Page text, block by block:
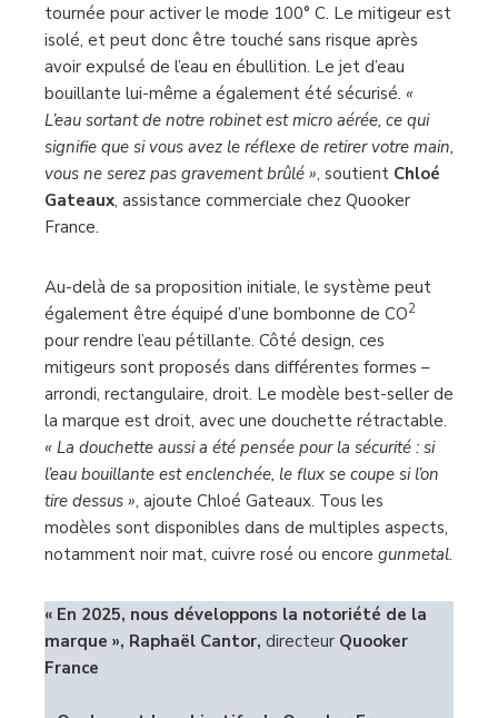
tournée pour activer le mode 100° C. Le mitigeur est
isolé, et peut donc être touché sans risque après
avoir expulsé de l’eau en ébullition. Le jet d’eau
bouillante lui-même a également été sécurisé. «
L’eau sortant de notre robinet est micro aérée, ce qui
signifie que si vous avez le réflexe de retirer votre main,
vous ne serez pas gravement brûlé », soutient Chloé
Gateaux, assistance commerciale chez Quooker
France.
Au-delà de sa proposition initiale, le système peut
également être équipé d’une bombonne de CO2
pour rendre l’eau pétillante. Côté design, ces
mitigeurs sont proposés dans différentes formes –
arrondi, rectangulaire, droit. Le modèle best-seller de
la marque est droit, avec une douchette rétractable.
« La douchette aussi a été pensée pour la sécurité : si
l’eau bouillante est enclenchée, le flux se coupe si l’on
tire dessus », ajoute Chloé Gateaux. Tous les
modèles sont disponibles dans de multiples aspects,
notamment noir mat, cuivre rosé ou encore gunmetal.
« En 2025, nous développons la notoriété de la
marque », Raphaël Cantor, directeur Quooker
France